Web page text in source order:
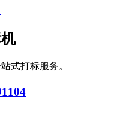
式打标服务。